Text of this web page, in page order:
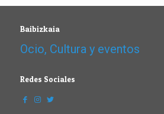
Baibizkaia
Ocio, Cultura y eventos
Redes Sociales